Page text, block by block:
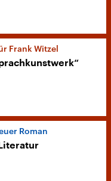
Frank Witzel
Roman